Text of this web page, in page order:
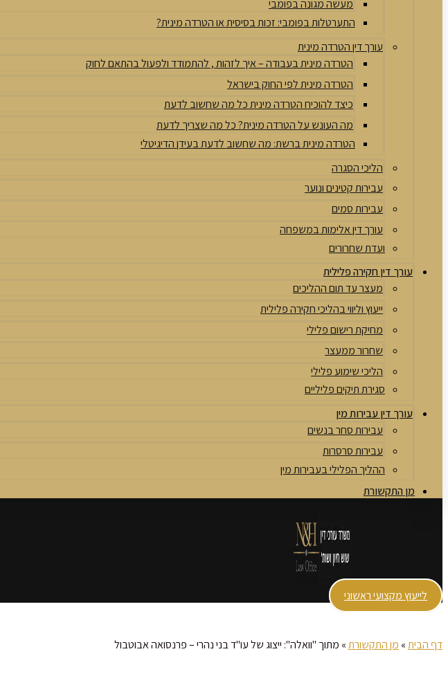
מעשה מגונה בפומבי
התערטלות בפומבי: זכות בסיסית או הטרדה מינית?
עורך דין הטרדה מינית
הטרדה מינית בעבודה – איך לזהות , להתמודד ולפעול בהתאם לחוק
הטרדה מינית לפי החוק בישראל
כיצד להוכיח הטרדה מינית כל מה שחשוב לדעת
מה העונש על הטרדה מינית? כל מה שצריך לדעת
הטרדה מינית ברשת: מה שחשוב לדעת בעידן הדיגיטלי
הליכי הסגרה
עבירות קטינים ונוער
עבירות סמים
עורך דין אלימות במשפחה
ועדת שחרורים
עורך דין חקירה פלילית
מעצר עד תום ההליכים
ייעוץ וליווי בהליכי חקירה פלילית
מחיקת רישום פלילי
שחרור ממעצר
הליכי שימוע פלילי
סגירת תיקים פליליים
עורך דין עבירות מין
עבירות סחר בנשים
עבירות סרסרות
ההליך הפלילי בעבירות מין
מן התקשורת
לייעוץ מקצועי ראשוני
דף הבית» מן התקשורת» מתוך "וואלה": ייצוג של עו"ד בני נהרי – פרנסואה אבוטבול